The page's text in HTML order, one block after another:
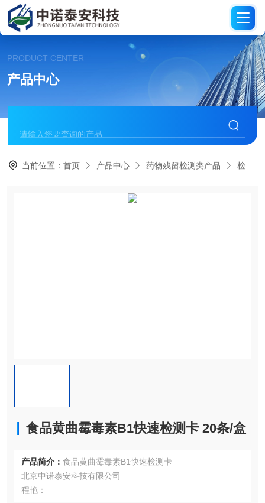
PRODUCT CENTER
产品中心
当前位置：首页 产品中心 药物残留检测类产品 检测卡、试纸类
食品黄曲霉毒素B1快速检测卡 20条/盒
产品简介： 食品黄曲霉毒素B1快速检测卡
北京中诺泰安科技有限公司
程艳：